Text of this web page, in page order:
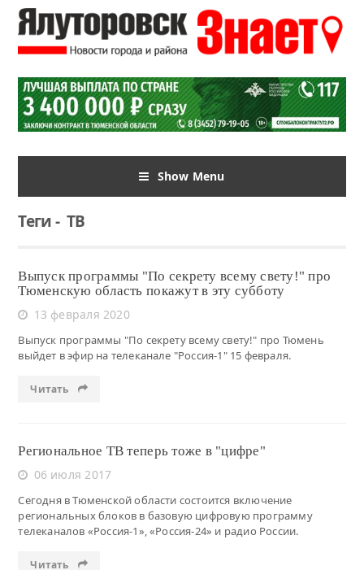
Show Menu
Теги-ТВ
Выпуск программы "По секрету всему свету!" про
Тюменскую область покажут в эту субботу
13 февраля 2020
Выпуск программы "По секрету всему свету!" про Тюмень
выйдет в эфир на телеканале "Россия-1" 15 февраля.
Читать
Региональное ТВ теперь тоже в "цифре"
06 июля 2017
Сегодня в Тюменской области состоится включение
региональных блоков в базовую цифровую программу
телеканалов «Россия-1», «Россия-24» и радио России.
Читать